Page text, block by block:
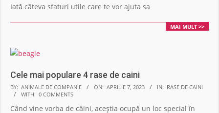
Iată câteva sfaturi utile care te vor ajuta sa
MAI MULT >>
Cele mai populare 4 rase de caini
2023-
04-
07
BY: ANIMALE DE COMPANIE ON: APRILIE 7, 2023 IN: RASE DE CAINI
WITH: 0 COMMENTS
Când vine vorba de câini, aceștia ocupă un loc special în